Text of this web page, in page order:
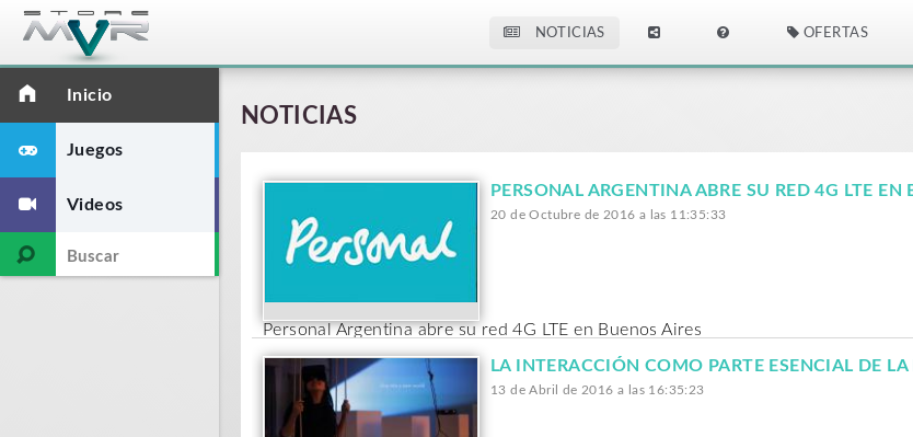
NOTICIAS OFERTAS
Inicio
Juegos
Videos
NOTICIAS
PERSONAL ARGENTINA ABRE SU RED 4G LTE EN
20 de Octubre de 2016 a las 11:35:33
Personal Argentina abre su red 4G LTE en Buenos Aires
13 de Abril de 2016 a las 16:35:23